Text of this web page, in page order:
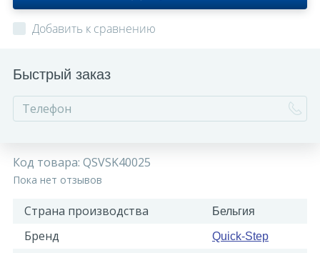
Добавить к сравнению
Быстрый заказ
Код товара: QSVSK40025
Пока нет отзывов
Страна производства Бельгия
Бренд Quick-Step